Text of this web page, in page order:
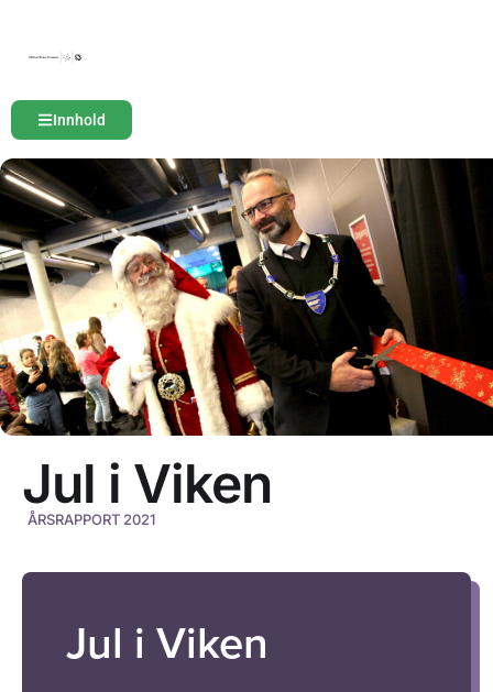
Innhold
Jul i Viken
ÅRSRAPPORT 2021
Jul i Viken